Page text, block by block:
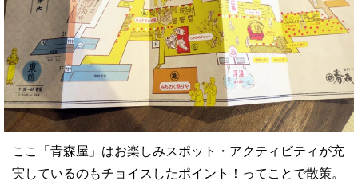
ここ「青森屋」はお楽しみスポット・アクティビティが充
実しているのもチョイスしたポイント！ってことで散策。